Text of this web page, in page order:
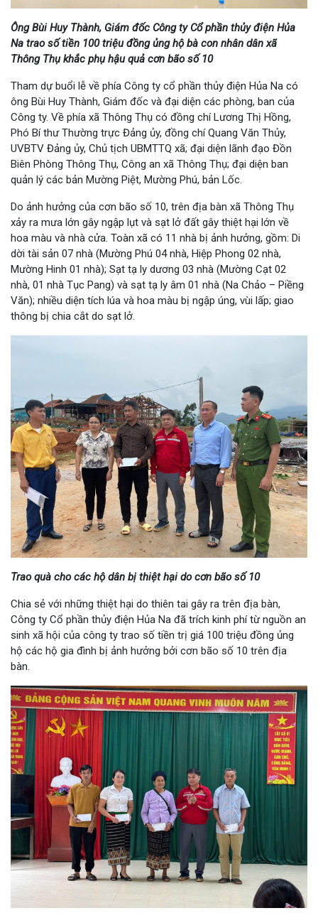
Ông Bùi Huy Thành, Giám đốc Công ty Cổ phần thủy điện Hủa
Na trao số tiền 100 triệu đồng ủng hộ bà con nhân dân xã
Thông Thụ khắc phụ hậu quả cơn bão số 10
Tham dự buổi lễ về phía Công ty cổ phần thủy điện Hủa Na có
ông Bùi Huy Thành, Giám đốc và đại diện các phòng, ban của
Công ty. Về phía xã Thông Thụ có đồng chí Lương Thị Hồng,
Phó Bí thư Thường trực Đảng ủy, đồng chí Quang Văn Thủy,
UVBTV Đảng ủy, Chủ tịch UBMTTQ xã; đại diện lãnh đạo Đồn
Biên Phòng Thông Thụ, Công an xã Thông Thụ; đại diện ban
quản lý các bản Mường Piệt, Mường Phú, bản Lốc.
Do ảnh hưởng của cơn bão số 10, trên địa bàn xã Thông Thụ
xảy ra mưa lớn gây ngập lụt và sạt lở đất gây thiệt hại lớn về
hoa màu và nhà cửa. Toàn xã có 11 nhà bị ảnh hưởng, gồm: Di
dời tài sản 07 nhà (Mường Phú 04 nhà, Hiệp Phong 02 nhà,
Mường Hinh 01 nhà); Sạt tạ ly dương 03 nhà (Mường Cạt 02
nhà, 01 nhà Tục Pang) và sạt tạ ly âm 01 nhà (Na Chảo – Piềng
Văn); nhiều diện tích lúa và hoa màu bị ngập úng, vùi lấp; giao
thông bị chia cắt do sạt lở.
Trao quà cho các hộ dân bị thiệt hại do cơn bão số 10
Chia sẻ với những thiệt hại do thiên tai gây ra trên địa bàn,
Công ty Cổ phần thủy điện Hủa Na đã trích kinh phí từ nguồn an
sinh xã hội của công ty trao số tiền trị giá 100 triệu đồng ủng
hộ các hộ gia đình bị ảnh hưởng bởi cơn bão số 10 trên địa
bàn.